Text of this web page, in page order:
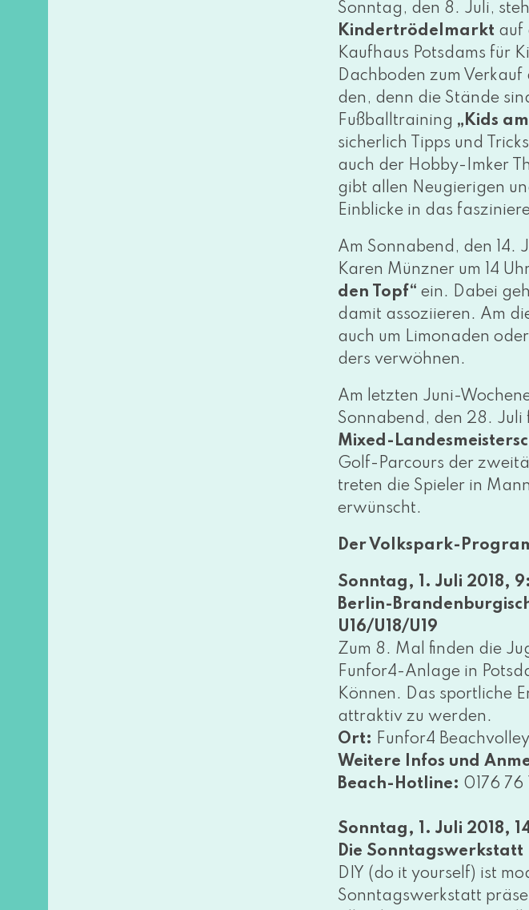
Sonntag, den 8. Juli,
Kindertrödelmarkt auf
Kaufhaus Potsdams für
Dachboden zum
den, denn die Stände
Fußballtraining „Kids
sicher­lich Tipps und
auch der Hobby-Imker
gibt allen Neugierigen
Einblicke in das
Am Sonnabend, den 14.
Karen Münzner um 14
den Topf“ ein. Dabei
damit asso­zi­ie­ren. Am
auch um Limonaden
ders verwöhnen.
Am letz­ten Juni-
Sonnabend, den 28. Juli
Mixed-
Golf-Parcours der
tre­ten die Spieler in
erwünscht.
Der Volkspark-
Sonntag, 1. Juli 2018,
Berlin-
U16/U18/U19
Zum 8. Mal fin­den die
Funfor4-Anlage in
Können. Das sport­li­che
attrak­tiv zu wer­den.
Ort: Funfor4
Weitere Infos und
Beach-Hotline: 0176
Sonntag, 1. Juli 2018,
Die Sonntagswerkstatt
DIY (do it yours­elf) ist
Sonntagswerkstatt